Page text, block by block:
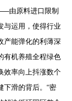
由原料进口限制
与运用，使得行业
产能弹化的利薄深
有机养殖全程绿色
效率向上抖涨数个
滑的背后。“密